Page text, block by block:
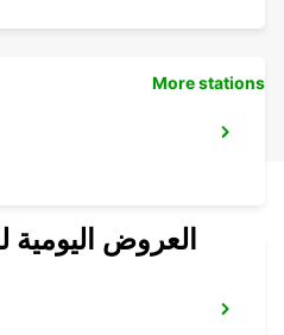
More stations
العروض